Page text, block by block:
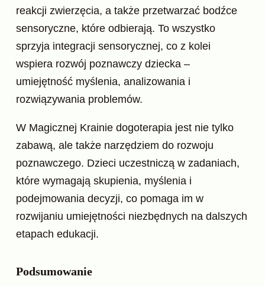
reakcji zwierzęcia, a także przetwarzać bodźce
sensoryczne, które odbierają. To wszystko
sprzyja integracji sensorycznej, co z kolei
wspiera rozwój poznawczy dziecka –
umiejętność myślenia, analizowania i
rozwiązywania problemów.
W Magicznej Krainie dogoterapia jest nie tylko
zabawą, ale także narzędziem do rozwoju
poznawczego. Dzieci uczestniczą w zadaniach,
które wymagają skupienia, myślenia i
podejmowania decyzji, co pomaga im w
rozwijaniu umiejętności niezbędnych na dalszych
etapach edukacji.
Podsumowanie